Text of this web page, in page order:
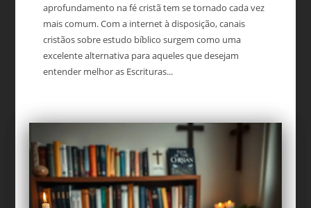
aprofundamento na fé cristã tem se tornado cada vez
mais comum. Com a internet à disposição, canais
cristãos sobre estudo bíblico surgem como uma
excelente alternativa para aqueles que desejam
entender melhor as Escrituras...